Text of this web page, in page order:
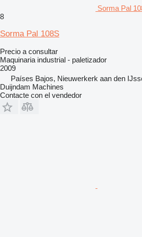
Sorma Pal
8
Sorma Pal 108S
Precio a consultar
Maquinaria industrial - paletizador
2009
Países Bajos, Nieuwerkerk aan den
Duijndam Machines
Contacte con el vendedor